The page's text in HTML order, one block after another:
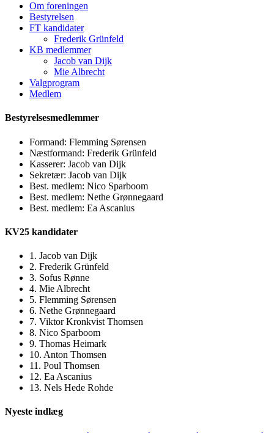
Om foreningen
Bestyrelsen
FT kandidater
Frederik Grünfeld
KB medlemmer
Jacob van Dijk
Mie Albrecht
Valgprogram
Medlem
Bestyrelsesmedlemmer
Formand: Flemming Sørensen
Næstformand: Frederik Grünfeld
Kasserer: Jacob van Dijk
Sekretær: Jacob van Dijk
Best. medlem: Nico Sparboom
Best. medlem: Nethe Grønnegaard
Best. medlem: Ea Ascanius
KV25 kandidater
1. Jacob van Dijk
2. Frederik Grünfeld
3. Sofus Rønne
4. Mie Albrecht
5. Flemming Sørensen
6. Nethe Grønnegaard
7. Viktor Kronkvist Thomsen
8. Nico Sparboom
9. Thomas Heimark
10. Anton Thomsen
11. Poul Thomsen
12. Ea Ascanius
13. Nels Hede Rohde
Nyeste indlæg